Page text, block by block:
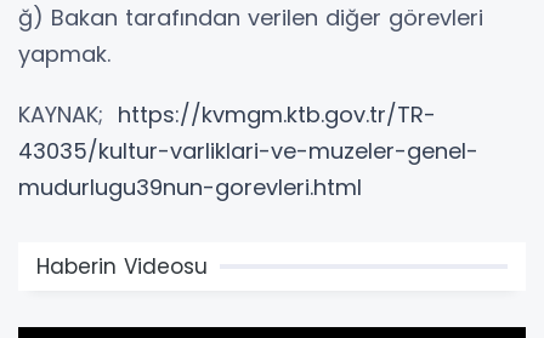
ğ) Bakan tarafından verilen diğer görevleri
yapmak.
KAYNAK; https://kvmgm.ktb.gov.tr/TR-
43035/kultur-varliklari-ve-muzeler-genel-
mudurlugu39nun-gorevleri.html
Haberin Videosu